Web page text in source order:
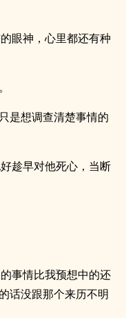
眼神，心里都还有种
是想调查清楚事情的
趁早对他死心，当断
事情比我预想中的还
话没跟那个来历不明